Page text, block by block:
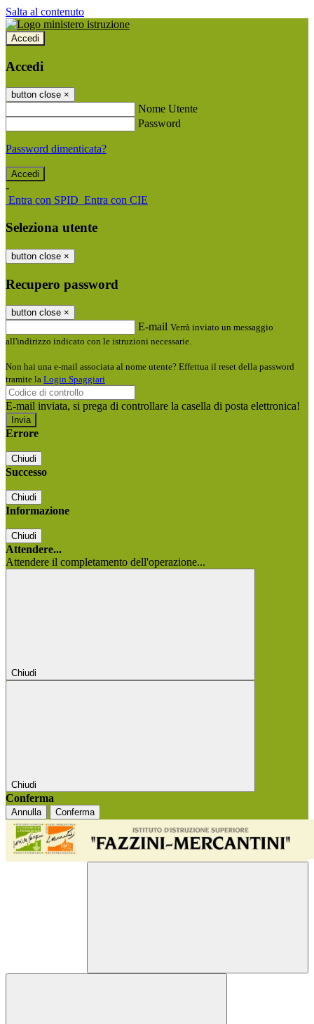
Salta al contenuto
Accedi
Accedi
button close ×
Nome Utente
Password
Password dimenticata?
-
Entra con SPID Entra con CIE
Seleziona utente
button close ×
Recupero password
button close ×
E-mail Verrà inviato un messaggio
all'indirizzo indicato con le istruzioni necessarie.
Non hai una e-mail associata al nome utente? Effettua il reset della password
tramite la Login Spaggiari
E-mail inviata, si prega di controllare la casella di posta elettronica!
Errore
Chiudi
Successo
Chiudi
Informazione
Chiudi
Attendere...
Attendere il completamento dell'operazione...
Chiudi
Chiudi
Conferma
Annulla Conferma